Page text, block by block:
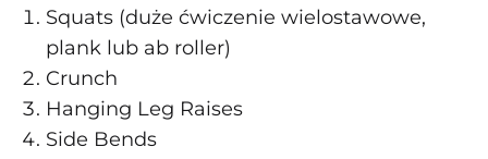
Squats (duże ćwiczenie wielostawowe,
plank lub ab roller)
Crunch
Hanging Leg Raises
Side Bends